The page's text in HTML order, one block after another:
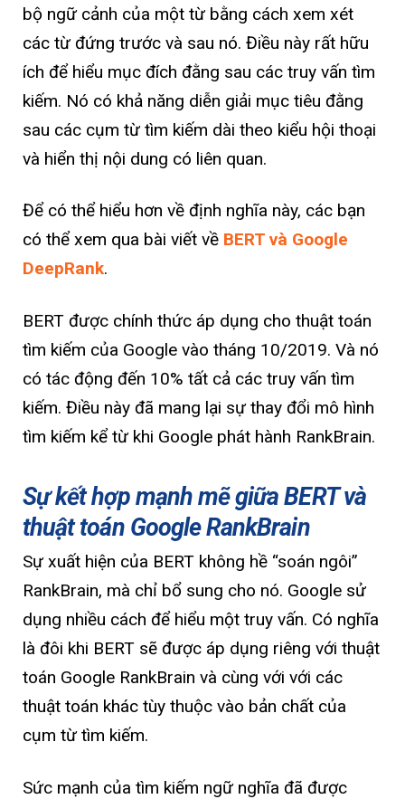
bộ ngữ cảnh của một từ bằng cách xem xét
các từ đứng trước và sau nó. Điều này rất hữu
ích để hiểu mục đích đằng sau các truy vấn tìm
kiếm. Nó có khả năng diễn giải mục tiêu đằng
sau các cụm từ tìm kiếm dài theo kiểu hội thoại
và hiển thị nội dung có liên quan.
Để có thể hiểu hơn về định nghĩa này, các bạn
có thể xem qua bài viết về BERT và Google
DeepRank.
BERT được chính thức áp dụng cho thuật toán
tìm kiếm của Google vào tháng 10/2019. Và nó
có tác động đến 10% tất cả các truy vấn tìm
kiếm. Điều này đã mang lại sự thay đổi mô hình
tìm kiếm kể từ khi Google phát hành RankBrain.
Sự kết hợp mạnh mẽ giữa BERT và
thuật toán Google RankBrain
Sự xuất hiện của BERT không hề “soán ngôi”
RankBrain, mà chỉ bổ sung cho nó. Google sử
dụng nhiều cách để hiểu một truy vấn. Có nghĩa
là đôi khi BERT sẽ được áp dụng riêng với thuật
toán Google RankBrain và cùng với với các
thuật toán khác tùy thuộc vào bản chất của
cụm từ tìm kiếm.
Sức mạnh của tìm kiếm ngữ nghĩa đã được